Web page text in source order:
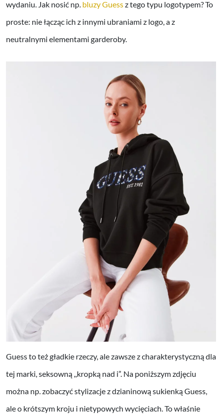
wydaniu. Jak nosić np. bluzy Guessz tego typu logotypem? To
proste: nie łącząc ich z innymi ubraniami z logo, a z
neutralnymi elementami garderoby.
Guess to też gładkie rzeczy, ale zawsze z charakterystyczną dla
tej marki, seksowną ,,kropką nad i”. Na poniższym zdjęciu
można np. zobaczyć stylizacje z dzianinową sukienką Guess,
ale o krótszym kroju i nietypowych wycięciach. To właśnie